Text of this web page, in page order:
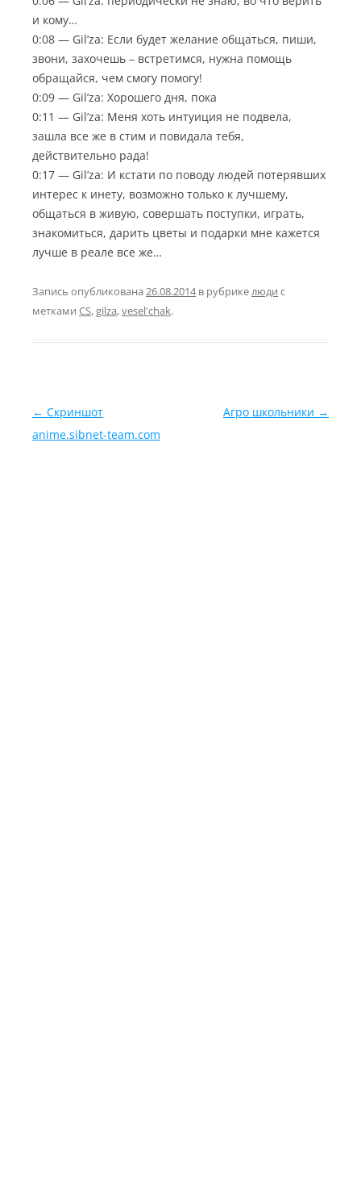
и кому…
0:08 — Gil’za: Если будет желание общаться, пиши,
звони, захочешь – встретимся, нужна помощь
обращайся, чем смогу помогу!
0:09 — Gil’za: Хорошего дня, пока
0:11 — Gil’za: Меня хоть интуиция не подвела,
зашла все же в стим и повидала тебя,
действительно рада!
0:17 — Gil’za: И кстати по поводу людей потерявших
интерес к инету, возможно только к лучшему,
общаться в живую, совершать поступки, играть,
знакомиться, дарить цветы и подарки мне кажется
лучше в реале все же…
Запись опубликована 26.08.2014в рубрикелюди с
метками CS,gilza,vesel'chak.
Навигация по записям
← Скриншот
anime.sibnet-team.com
Агро школьники →